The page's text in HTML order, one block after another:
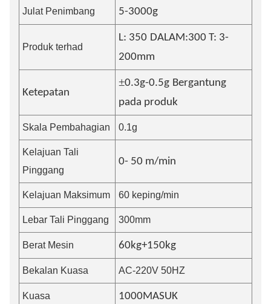
Julat Penimbang 5-3000g
Produk terhad
L: 350 DALAM:300 T: 3-
200mm
Ketepatan
±0.3g-0.5g Bergantung
pada produk
Skala Pembahagian 0.1g
Kelajuan Tali
Pinggang
0- 50 m/min
Kelajuan Maksimum 60 keping/min
Lebar Tali Pinggang 300mm
Berat Mesin 60kg+150kg
Bekalan Kuasa AC-220V 50HZ
Kuasa 1000MASUK